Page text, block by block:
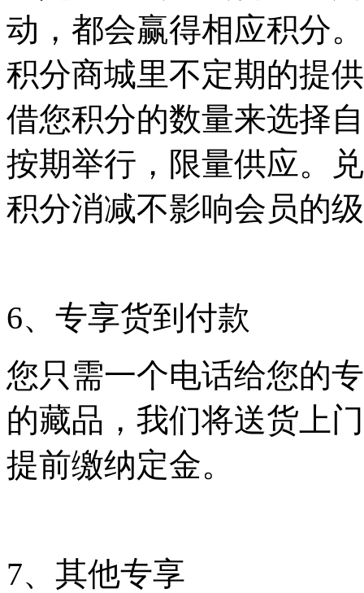
动，都会赢得相应积分
积分商城里不定期的提
借您积分的数量来选择
按期举行，限量供应。
积分消减不影响会员的
6、专享货到付款
您只需一个电话给您的
的藏品，我们将送货上
提前缴纳定金。
7、其他专享